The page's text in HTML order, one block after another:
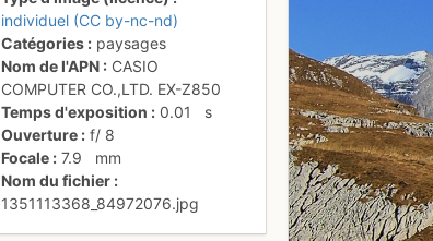
individuel (CC by-nc-nd)
Catégories
paysages
Nom de l'APN
CASIO
COMPUTER CO.,LTD. EX-Z850
Temps d'exposition
0.01
s
Ouverture
f/8
Focale
7.9
mm
Nom du fichier
1351113368_84972076.jpg